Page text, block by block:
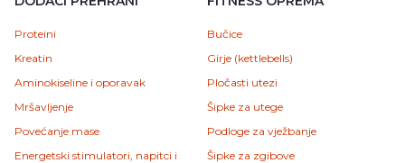
Proteini
Kreatin
Aminokiseline i oporavak
Mršavljenje
Povećanje mase
Energetski stimulatori, napitci i
Bučice
Girje (kettlebells)
Pločasti utezi
Šipke za utege
Podloge za vježbanje
Šipke za zgibove